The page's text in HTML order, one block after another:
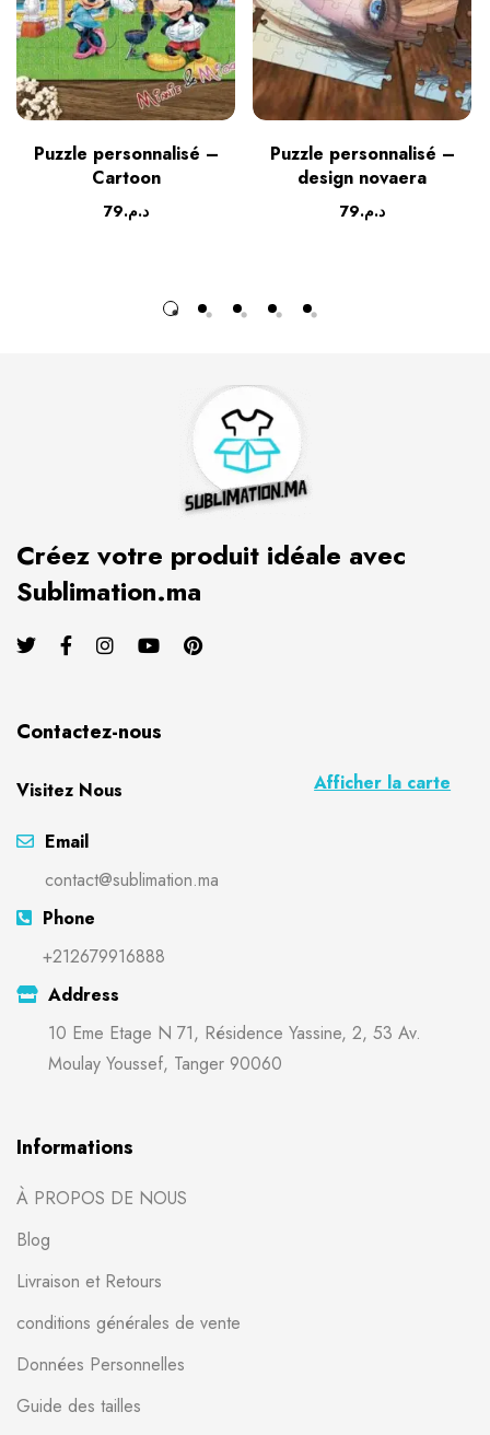
Puzzle personnalisé –
Cartoon
د.م.79
Puzzle personnalisé –
design novaera
د.م.79
Créez votre produit idéale avec
Sublimation.ma
Contactez-nous
Visitez Nous Afficher la carte
Email
contact@sublimation.ma
Phone
+212679916888
Address
10 Eme Etage N 71, Résidence Yassine, 2, 53 Av.
Moulay Youssef, Tanger 90060
Informations
À PROPOS DE NOUS
Blog
Livraison et Retours
conditions générales de vente
Données Personnelles
Guide des tailles